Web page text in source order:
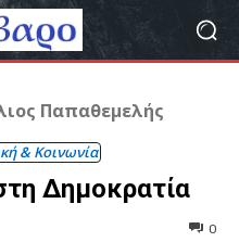
Παπαθεμελής
& Κοινωνία
Δημοκρατία
0